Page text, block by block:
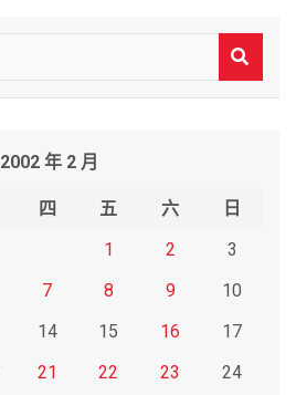
2002 年 2 月
四 五 六
日
1
2
3
7 8 9
10
14 15 16
17
21 22 23
24